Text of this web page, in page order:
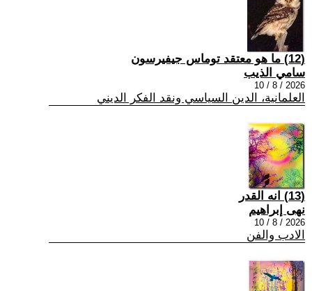
(12) ما هو معتقد توماس جيفيرسون
سامي الذيب
2026 / 8 / 10
العلمانية، الدين السياسي ونقد الفكر الديني
(13) انه القدر
نهى إبراهيم
2026 / 8 / 10
الادب والفن